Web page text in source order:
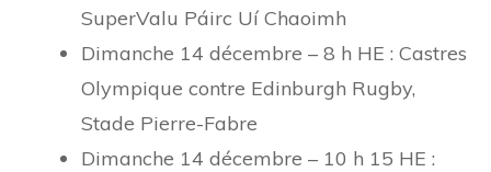
SuperValu Páirc Uí Chaoimh
Dimanche 14 décembre – 8 h HE : Castres
Olympique contre Edinburgh Rugby,
Stade Pierre-Fabre
Dimanche 14 décembre – 10 h 15 HE :